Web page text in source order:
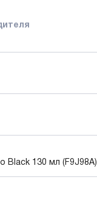
Black 130 мл (F9J98A)